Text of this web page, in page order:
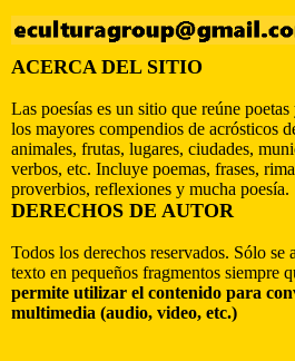
ACERCA DEL SITIO
Las poesías es un sitio que reúne
los mayores compendios de acrósticos
animales, frutas, lugares, ciudades,
verbos, etc. Incluye poemas, frases,
proverbios, reflexiones y mucha poesía.
DERECHOS DE AUTOR
Todos los derechos reservados. Sólo
texto en pequeños fragmentos siempre
permite utilizar el contenido para
multimedia (audio, video, etc.)